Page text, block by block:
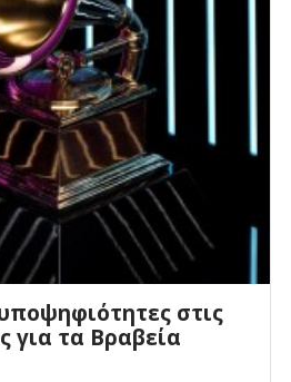
στις
για τα Βραβεία